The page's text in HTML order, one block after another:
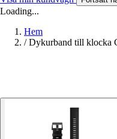
Loading...
Hem
/ Dykurband till klocka